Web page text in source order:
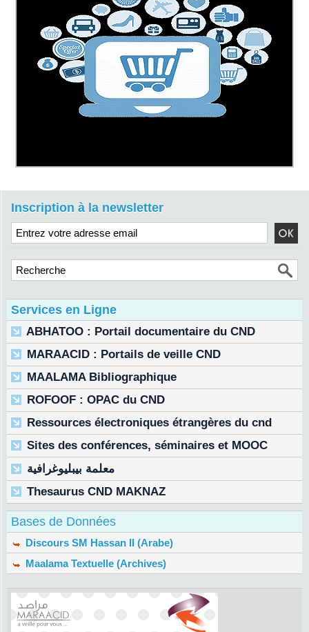
Inscription à la newsletter
Services en Ligne
ABHATOO : Portail documentaire du CND
MARAACID : Portails de veille CND
MAALAMA Bibliographique
ROFOOF : OPAC du CND
Ressources électroniques étrangères du cnd
Sites des conférences, séminaires et MOOC
معلمة بيبليوغرافية
Thesaurus CND MAKNAZ
Bases de Données
Discours SM Hassan II (Arabe)
Maalama Textuelle (Archives)